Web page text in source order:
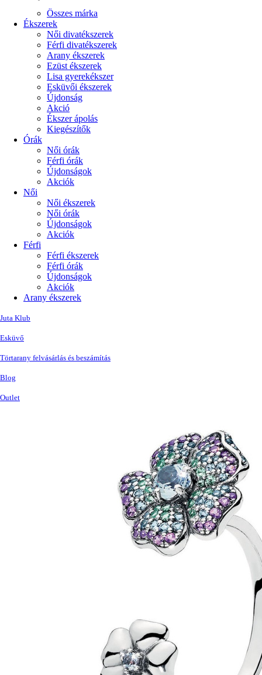
Összes márka
Ékszerek
Női divatékszerek
Férfi divatékszerek
Arany ékszerek
Ezüst ékszerek
Lisa gyerekékszer
Esküvői ékszerek
Újdonság
Akció
Ékszer ápolás
Kiegészítők
Órák
Női órák
Férfi órák
Újdonságok
Akciók
Női
Női ékszerek
Női órák
Újdonságok
Akciók
Férfi
Férfi ékszerek
Férfi órák
Újdonságok
Akciók
Arany ékszerek
Juta Klub
Esküvő
Törtarany felvásárlás és beszámítás
Blog
Outlet